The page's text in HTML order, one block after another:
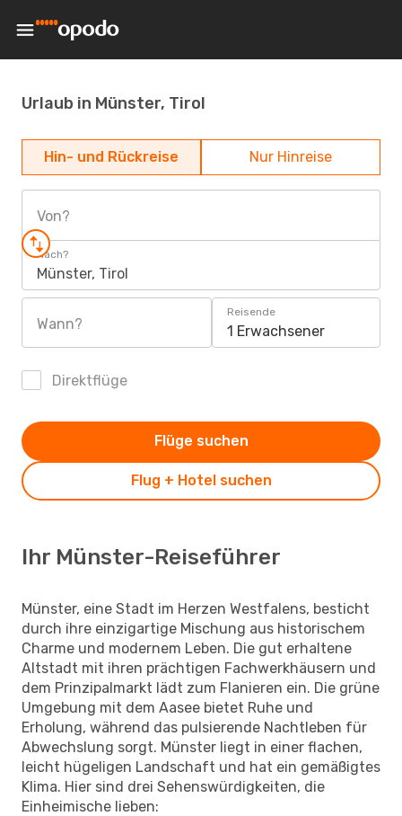
Urlaub in Münster, Tirol
Hin- und Rückreise Nur Hinreise
Von?
Nach?
Münster, Tirol
Wann?
Reisende
1 Erwachsener
Direktflüge
Flug + Hotel suchen
Flüge suchen
Ihr Münster-Reiseführer
Münster, eine Stadt im Herzen Westfalens, besticht
durch ihre einzigartige Mischung aus historischem
Charme und modernem Leben. Die gut erhaltene
Altstadt mit ihren prächtigen Fachwerkhäusern und
dem Prinzipalmarkt lädt zum Flanieren ein. Die grüne
Umgebung mit dem Aasee bietet Ruhe und
Erholung, während das pulsierende Nachtleben für
Abwechslung sorgt. Münster liegt in einer flachen,
leicht hügeligen Landschaft und hat ein gemäßigtes
Klima. Hier sind drei Sehenswürdigkeiten, die
Einheimische lieben: